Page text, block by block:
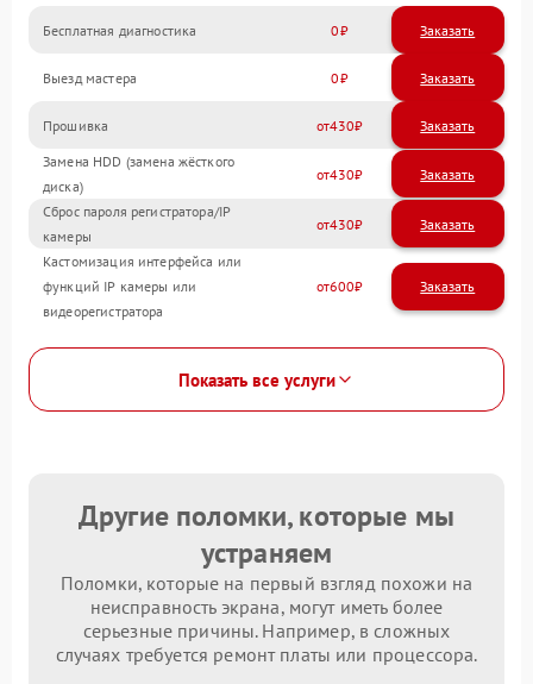
Бесплатная диагностика 0 Заказать
Выезд мастера 0 Заказать
Прошивка 430
Замена HDD (замена жёсткого
диска)
430
Сброс пароля регистратора/IP
камеры
430
Кастомизация интерфейса или
функций IP камеры или
видеорегистратора
600
Показать все услуги
Другие поломки, которые мы
устраняем
Поломки, которые на первый взгляд похожи на
неисправность экрана, могут иметь более
серьезные причины. Например, в сложных
случаях требуется ремонт платы или процессора.